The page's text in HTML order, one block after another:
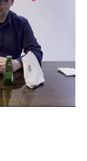
Oynatma
Hızı